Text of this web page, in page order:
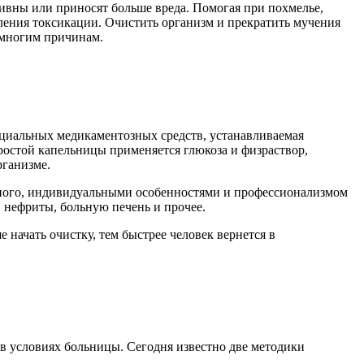
или приносят больше вреда. Помогая при похмелье,
токсикации. Очистить организм и прекратить мучения
причинам.
медикаментозных средств, устанавливаемая
капельницы применяется глюкоза и физраствор,
индивидуальными особенностями и профессионализмом
нефриты, больную печень и прочее.
очистку, тем быстрее человек вернется в
больницы. Сегодня известно две методики